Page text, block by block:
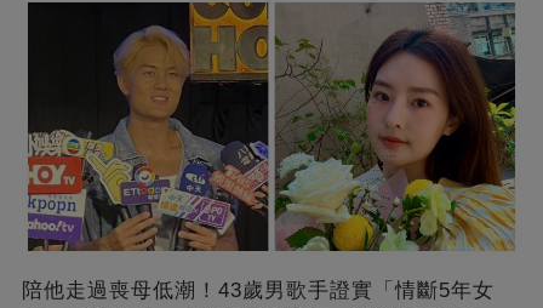
陪他走過喪母低潮！43歲男歌手證實「情斷5年女